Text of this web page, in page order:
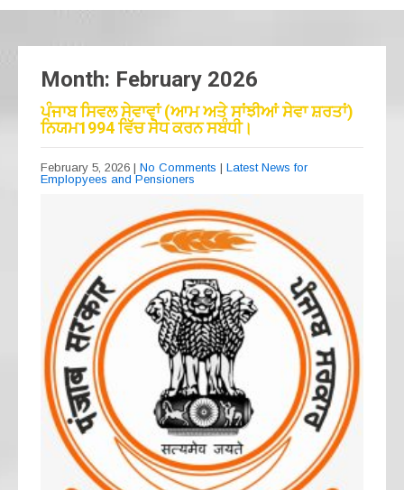
Month: February 2026
ਪੰਜਾਬ ਸਿਵਲ ਸੇਵਾਵਾਂ (ਆਮ ਅਤੇ ਸਾਂਝੀਆਂ ਸੇਵਾ ਸ਼ਰਤਾਂ)
ਨਿਯਮ1994 ਵਿੱਚ ਸੇੋਧ ਕਰਨ ਸਬੰਧੀ।
February 5, 2026 | No Comments | Latest News for
Emplopyees and Pensioners